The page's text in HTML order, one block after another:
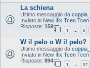
La schiena
Ultimo messaggio da
Inviato in New Ifix Tcen Tcen
Risposte: 159
1 … 8
W il pelo o W il pelo?
Ultimo messaggio da
Inviato in New Ifix Tcen Tcen
Risposte: 894
1 … 57